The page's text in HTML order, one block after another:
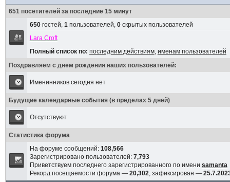
651 посетителей за последние 15 минут
650гостей, 1пользователей, 0скрытых пользователей
Lara Croft
Полный список по: последним действиям, именам пользователей
Поздравляем с днем рождения наших пользователей:
Именинников сегодня нет
Будущие календарные события (в пределах 5 дней)
Отсутствуют
Статистика форума
На форуме сообщений: 108,566
Зарегистрировано пользователей: 7,793
Приветствуем последнего зарегистрированного по имени samanta
Рекорд посещаемости форума — 20,302, зафиксирован —